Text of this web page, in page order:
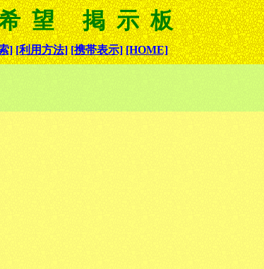
望 掲示板
] [利用方法] [携帯表示] [HOME]